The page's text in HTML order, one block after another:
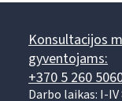
Konsultacijos
gyventojams:
+370 5 260
Darbo laikas: I-IV